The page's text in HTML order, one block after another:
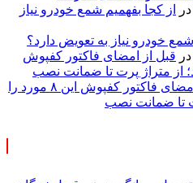
در
از کجا بفهمیم شمع خودرو نیاز
شمع خودرو نیاز به تعویض دارد؟
در قبل از امضای فاکتور کفپوش
قبل از امضای فاکتور کفپوش این ۸ مورد را
تا ضمانت نصب